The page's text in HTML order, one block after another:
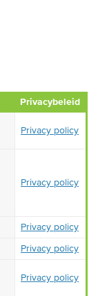
Privacybeleid
Privacy policy
Privacy policy
Privacy policy
Privacy policy
Privacy policy